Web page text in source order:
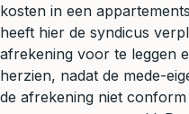
kosten in een
heeft hier de syndicus
afrekening voor te leggen
herzien, nadat de mede-
de afrekening niet